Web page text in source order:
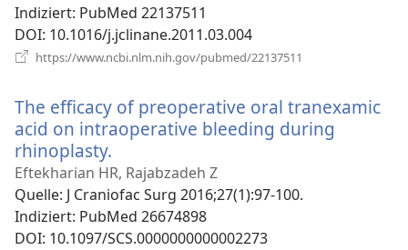
Indiziert‎: PubMed 22137511
DOI‎: 10.1016/j.jclinane.2011.03.004
https://www.ncbi.nlm.nih.gov/pubmed/22137511
The efficacy of preoperative oral tranexamic
acid on intraoperative bleeding during
rhinoplasty.
neues
Fenster)
Eftekharian HR, Rajabzadeh Z
Quelle‎: J Craniofac Surg 2016;27(1):97-100.
Indiziert‎: PubMed 26674898
DOI‎: 10.1097/SCS.0000000000002273